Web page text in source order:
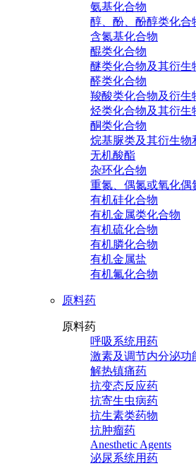
氨基化合物
醇、酚、酚醇类化合
含氮基化合物
醌类化合物
醚类化合物及其衍生
醛类化合物
羧酸类化合物及衍生
烃类化合物及其衍生
酮类化合物
烷基脲类及其衍生物
无机酸酯
杂环化合物
重氮、偶氮或氧化偶
有机硅化合物
有机金属类化合物
有机硫化合物
有机膦化合物
有机金属盐
有机氟化合物
原料药
原料药
呼吸系统用药
激素及调节内分泌功
解热镇痛药
抗变态反应药
抗寄生虫病药
抗生素类药物
抗肿瘤药
Anesthetic Agents
泌尿系统用药